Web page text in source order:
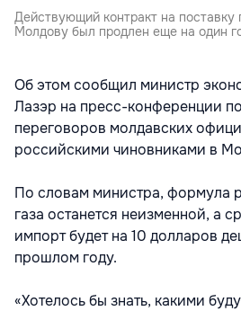
Действующий контракт на поставку
Молдову был продлен еще на один
Об этом сообщил министр
Лазэр на пресс-конференции
переговоров молдавских
российскими чиновниками в
По словам министра, формула
газа останется неизменной, а
импорт будет на 10 долларов
прошлом году.
«Хотелось бы знать, какими